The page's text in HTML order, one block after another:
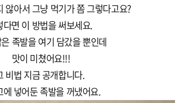
않아서 그냥 먹기가 쫌 그렇다고요?
다면 이 방법을 써보세요.
족발을 여기 담갔을 뿐인데
맛이 미쳤어요!!!
비법 지금 공개합니다.
에 넣어둔 족발을 꺼냈어요.